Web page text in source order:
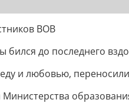
ВОВ
бился до последнего
и любовью,